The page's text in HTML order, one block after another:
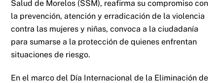
Salud de Morelos (SSM), reafirma su compromiso con
la prevención, atención y erradicación de la violencia
contra las mujeres y niñas, convoca a la ciudadanía
para sumarse a la protección de quienes enfrentan
situaciones de riesgo.
En el marco del Día Internacional de la Eliminación de